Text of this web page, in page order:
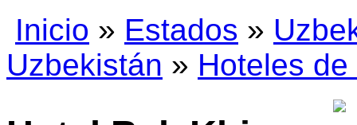
Inicio » Estados »
Uzbekistán » Hoteles